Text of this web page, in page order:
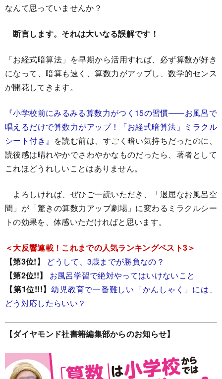
なんて思っていませんか？
断言します。それは大いなる誤解です！
「お経式暗算法」を早期から活用すれば、必ず算数が好き
になって、暗算も速く、算数力がアップし、数学的センス
が開花してきます。
『小学校前にみるみる算数力がつく15の習慣――お風呂で
唱えるだけで算数力がアップ！「お経式暗算法」ミラクル
シート付き』 を読む前は、すごく暗い気持ちだったのに、
読後感は晴れやかでさわやかなものだったら、著者として
これほどうれしいことはありません。
よろしければ、ぜひご一読いただき、「退屈なお風呂空
間」が「驚きの算数力アップ劇場」に変わるミラクルシー
トの効果を、体感いただければと思います。
＜大反響連載！これまでの人気ランキングベスト3＞
【第3位!】
どうして、3歳までが勝負なの？
【第2位!!】 お風呂学習で絶対やってはいけないこと
【第1位!!!】幼児教育で一番難しい「かんしゃく」には、
どう対応したらいい？
【ダイヤモンド社書籍編集部からのお知らせ】